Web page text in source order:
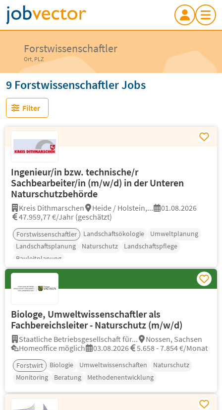
Forstwissenschaftler
Ort, PLZ
9 Forstwissenschaftler Jobs
Filter
Ingenieur/in bzw. technische/r
Sachbearbeiter/in (m/w/d) in der Unteren
Naturschutzbehörde
Kreis Dithmarschen Heide / Holstein,...
01.08.2026
47.959,77 €/Jahr (geschätzt)
Forstwissenschaftler Landschaftsökologie
Umweltplanung
Landschaftsplanung
Naturschutz
Landschaftspflege
Bauleitplanung
Biologe, Umweltwissenschaftler als
Fachbereichsleiter - Naturschutz (m/w/d)
Staatliche Betriebsgesellschaft für...
Nossen, Sachsen
Homeoffice möglich
03.08.2026 5.658 - 7.854 €/Monat
Forstwirt Biologie Umweltwissenschaften
Naturschutz
Monitoring
Beratung Methodenentwicklung